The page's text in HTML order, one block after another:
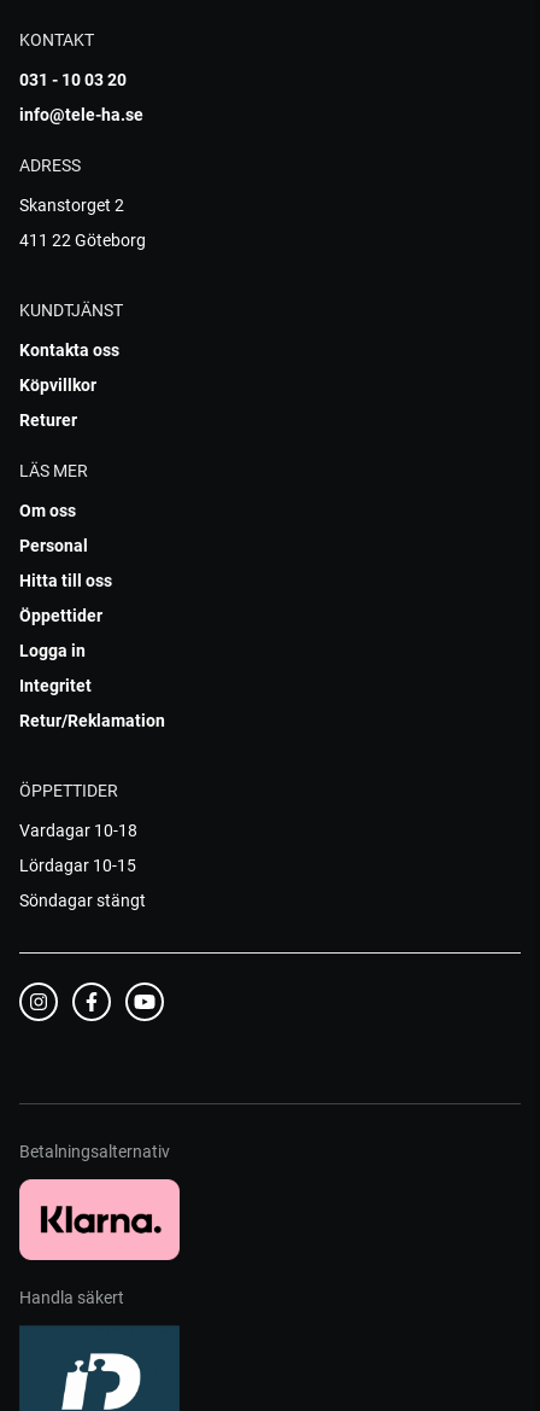
KONTAKT
031 - 10 03 20
info@tele-ha.se
ADRESS
Skanstorget 2
411 22 Göteborg
KUNDTJÄNST
Kontakta oss
Köpvillkor
Returer
LÄS MER
Om oss
Personal
Hitta till oss
Öppettider
Logga in
Integritet
Retur/Reklamation
ÖPPETTIDER
Vardagar 10-18
Lördagar 10-15
Söndagar stängt
Betalningsalternativ
Handla säkert